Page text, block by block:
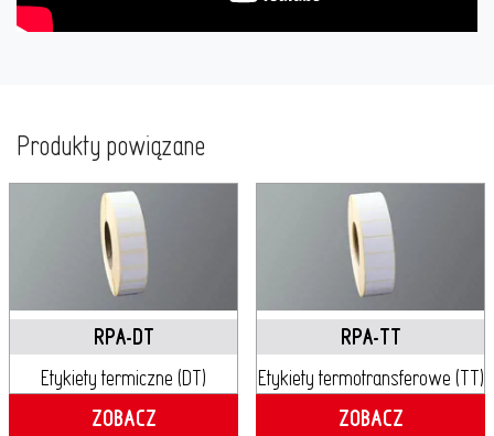
Produkty powiązane
RPA-DT
Etykiety termiczne (DT)
ZOBACZ
RPA-TT
Etykiety termotransferowe (TT)
ZOBACZ